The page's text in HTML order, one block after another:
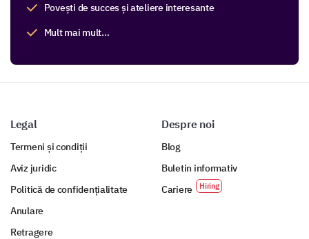
Povești de succes și ateliere interesante
Mult mai mult...
Legal
Termeni și condiții
Aviz juridic
Politică de confidențialitate
Anulare
Retragere
Despre noi
Blog
Buletin informativ
Cariere